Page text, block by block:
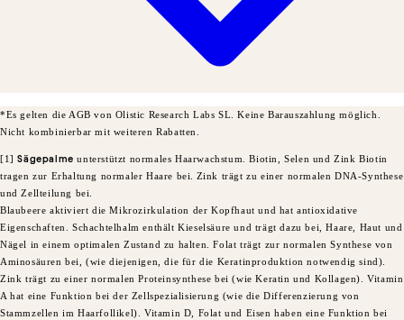
*Es gelten die AGB von Olistic Research Labs SL. Keine Barauszahlung möglich.
Nicht kombinierbar mit weiteren Rabatten.
[1]Sägepalme unterstützt normales Haarwachstum. Biotin, Selen und Zink Biotin
tragen zur Erhaltung normaler Haare bei.
Zink trägt zu einer normalen DNA-Synthese
und Zellteilung bei.
Blaubeere aktiviert die Mikrozirkulation der Kopfhaut und hat antioxidative
Eigenschaften. Schachtelhalm enthält Kieselsäure und trägt dazu bei, Haare, Haut und
Nägel in einem optimalen Zustand zu halten. Folat trägt zur normalen Synthese von
Aminosäuren bei, (wie diejenigen, die für die Keratinproduktion notwendig sind).
Zink trägt zu einer normalen Proteinsynthese bei (wie Keratin und Kollagen). Vitamin
A hat eine Funktion bei der Zellspezialisierung (wie die Differenzierung von
Stammzellen im Haarfollikel). Vitamin D, Folat und Eisen haben eine Funktion bei